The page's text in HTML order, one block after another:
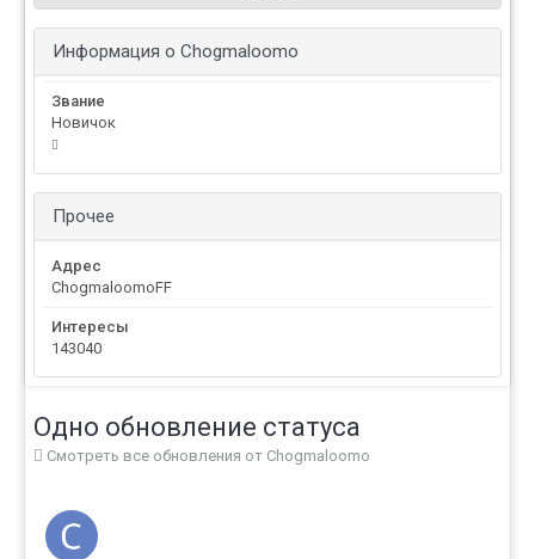
Информация о Chogmaloomo
Звание
Новичок
Прочее
Адрес
ChogmaloomoFF
Интересы
143040
Одно обновление статуса
Смотреть все обновления от Chogmaloomo